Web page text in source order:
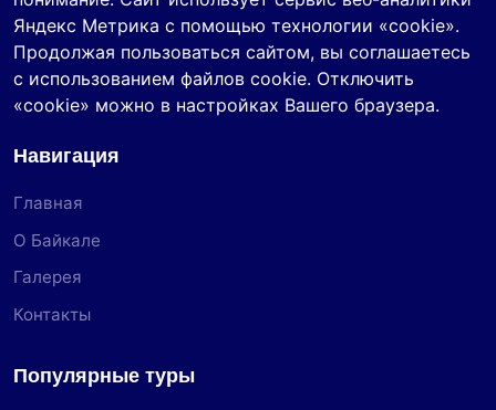
Яндекс Метрика с помощью технологии «cookie».
Продолжая пользоваться сайтом, вы соглашаетесь
с использованием файлов cookie. Отключить
«cookie» можно в настройках Вашего браузера.
Навигация
Главная
О Байкале
Галерея
Контакты
Популярные туры